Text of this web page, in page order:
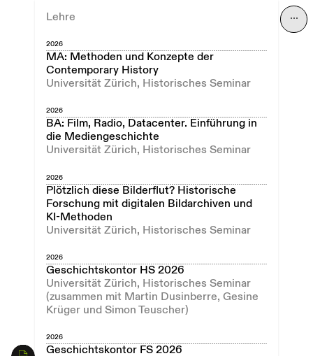
⋯
Lehre
2026
MA: Methoden und Konzepte der
Contemporary History
Universität Zürich, Historisches Seminar
2026
BA: Film, Radio, Datacenter. Einführung in
die Mediengeschichte
Universität Zürich, Historisches Seminar
2026
Plötzlich diese Bilderflut? Historische
Forschung mit digitalen Bildarchiven und
KI-Methoden
Universität Zürich, Historisches Seminar
2026
Geschichtskontor HS 2026
Universität Zürich, Historisches Seminar
(zusammen mit Martin Dusinberre, Gesine
Krüger und Simon Teuscher)
2026
Geschichtskontor FS 2026